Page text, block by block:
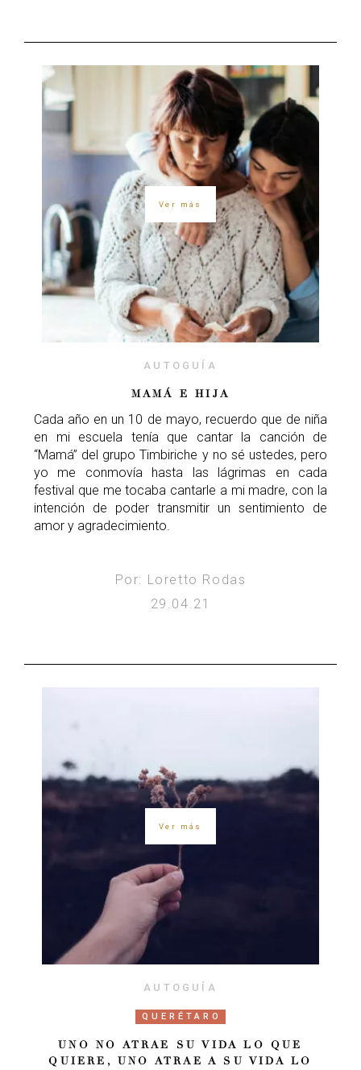
Ver más
AUTOGUÍA
MAMÁ E HIJA
Cada año en un 10 de mayo, recuerdo que de niña
en mi escuela tenía que cantar la canción de
“Mamá” del grupo Timbiriche y no sé ustedes, pero
yo me conmovía hasta las lágrimas en cada
festival que me tocaba cantarle a mi madre, con la
intención de poder transmitir un sentimiento de
amor y agradecimiento.
Por: Loretto Rodas
29.04.21
Ver más
AUTOGUÍA
QUERÉTARO
UNO NO ATRAE SU VIDA LO QUE
QUIERE, UNO ATRAE A SU VIDA LO